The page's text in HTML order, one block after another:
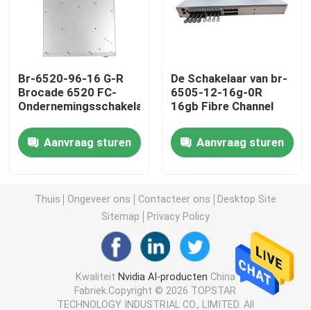
de Module van 25G SFP28
10G SFP-Module
Brocade FC SFP -module
Brokaatsan Schakelaar
De Vergunning van de brokaatpeul
Br-6520-96-16 G-R
Brocade 6520 FC-
Ondernemingsschakelaar
Aanvraag sturen
De Schakelaar van br-
6505-12-16g-0R
16gb Fibre Channel
Aanvraag sturen
Thuis Ongeveer ons Contacteer ons
Desktop Site
Sitemap
Privacy Policy
Kwaliteit Nvidia AI-producten China
Fabriek.Copyright © 2026 TOPSTAR
TECHNOLOGY INDUSTRIAL CO., LIMITED. All